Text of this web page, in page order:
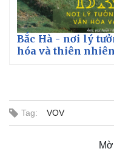
Bắc Hà - nơi lý
hóa và thiên
Tag: VOV